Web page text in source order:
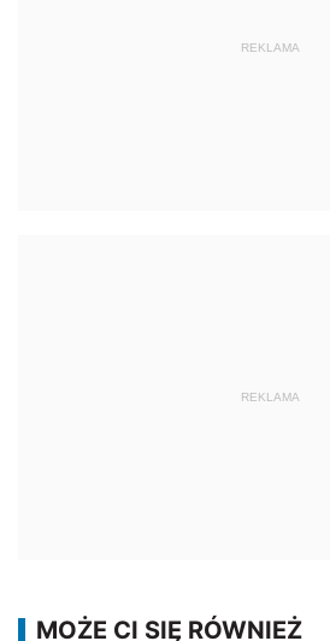
REKLAMA
REKLAMA